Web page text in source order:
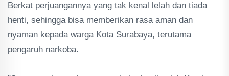
Berkat perjuangannya yang tak kenal lelah dan tiada
henti, sehingga bisa memberikan rasa aman dan
nyaman kepada warga Kota Surabaya, terutama
pengaruh narkoba.